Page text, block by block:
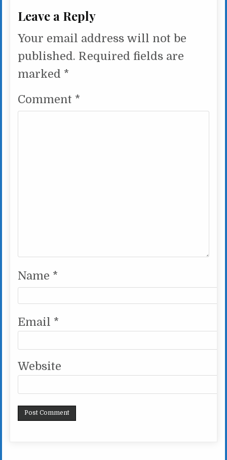
Leave a Reply
Your email address will not be
published. Required fields are
marked *
Comment *
Name *
Email *
Website